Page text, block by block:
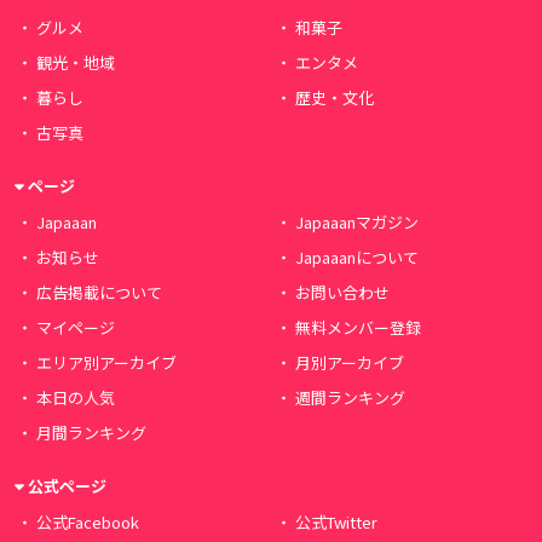
グルメ
和菓子
観光・地域
エンタメ
暮らし
歴史・文化
古写真
ページ
Japaaan
Japaaanマガジン
お知らせ
Japaaanについて
広告掲載について
お問い合わせ
マイページ
無料メンバー登録
エリア別アーカイブ
月別アーカイブ
本日の人気
週間ランキング
月間ランキング
公式ページ
公式Facebook
公式Twitter